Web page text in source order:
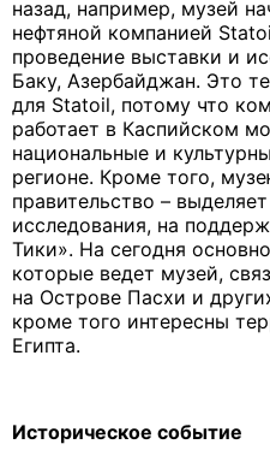
назад, например, музей
нефтяной компанией
проведение выставки и
Баку, Азербайджан. Это
для Statoil, потому что
работает в Каспийском
национальные и
регионе. Кроме того,
правительство –
исследования, на
Тики». На сегодня
которые ведет музей,
на Острове Пасхи и
кроме того интересны
Египта.
Историческое событие